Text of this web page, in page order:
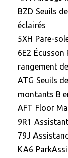
BZD Seuils
éclairés
5XH Pare-
6E2
rangement
ATG Seuils
montants B
AFT Floor
9R1
79J
KA6